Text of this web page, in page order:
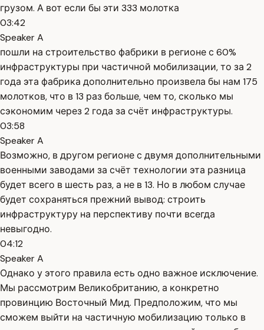
грузом. А вот если бы эти 333 молотка
03:42
Speaker A
пошли на строительство фабрики в регионе с 60%
инфраструктуры при частичной мобилизации, то за 2
года эта фабрика дополнительно произвела бы нам 175
молотков, что в 13 раз больше, чем то, сколько мы
сэкономим через 2 года за счёт инфраструктуры.
03:58
Speaker A
Возможно, в другом регионе с двумя дополнительными
военными заводами за счёт технологии эта разница
будет всего в шесть раз, а не в 13. Но в любом случае
будет сохраняться прежний вывод: строить
инфраструктуру на перспективу почти всегда
невыгодно.
04:12
Speaker A
Однако у этого правила есть одно важное исключение.
Мы рассмотрим Великобританию, а конкретно
провинцию Восточный Мид. Предположим, что мы
сможем выйти на частичную мобилизацию только в